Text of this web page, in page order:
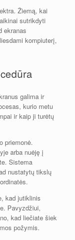
Žiemą, kai
sutrikdyti
ekranas
kompiuterį,
galima ir
kurio metu
ir kaip ji turėtų
priemonė.
arba nuėję į
Sistema
nustatytų tikslų
kad jutiklinis
Pavyzdžiui,
kad liečiate šiek
požymis.